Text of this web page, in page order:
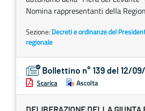
Nomina rappresentanti della
Sezione: Decreti e ordinanze del
regionale
Bollettino n° 139 del 12/
Scarica Ascolta